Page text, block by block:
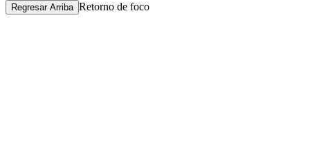
Regresar Arriba Retorno de foco